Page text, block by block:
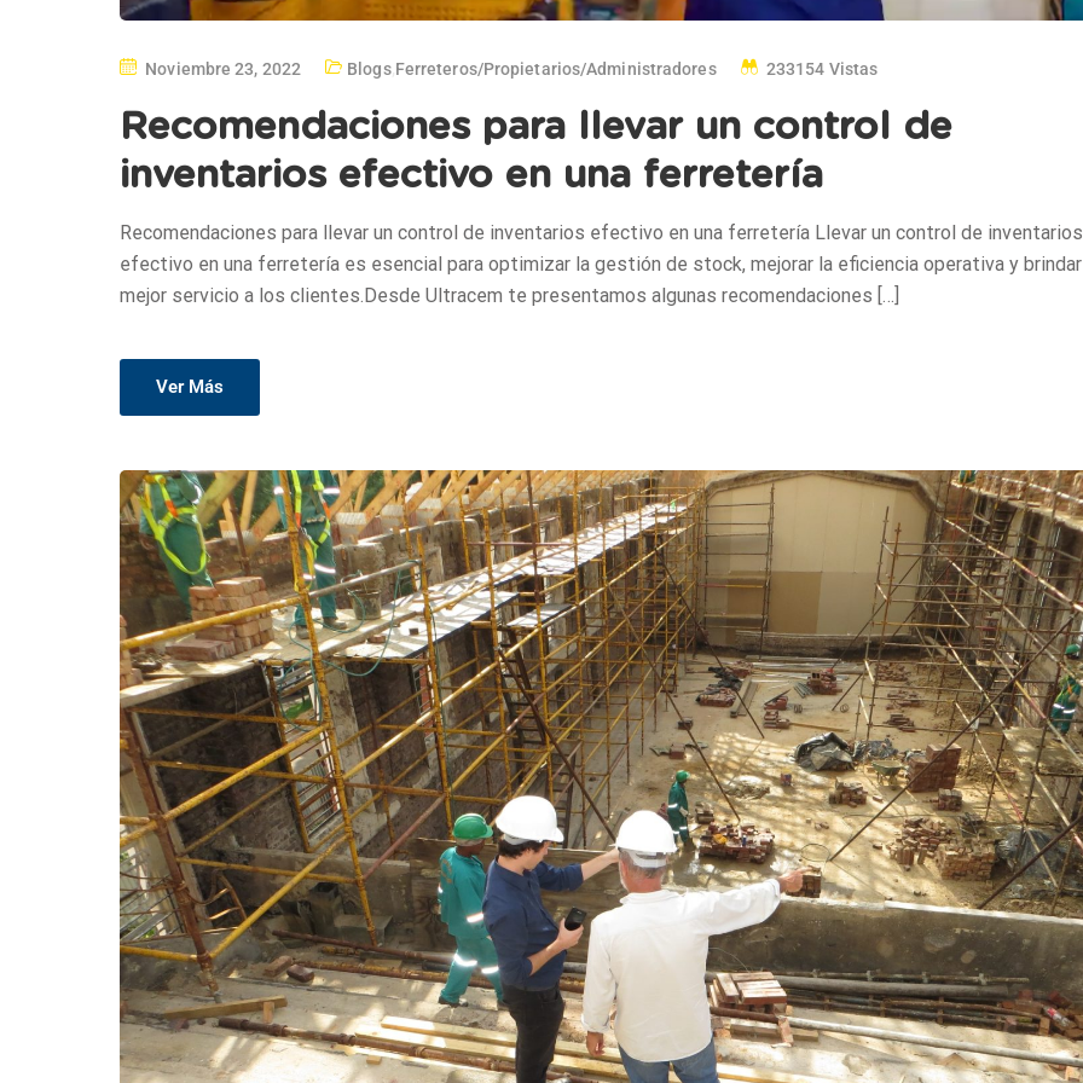
Noviembre 23, 2022 Blogs, Ferreteros/propietarios/administradores 233154 Vistas
Recomendaciones para llevar un control de
inventarios efectivo en una ferretería
Recomendaciones para llevar un control de inventarios efectivo en una ferretería Llevar un control de inventarios
efectivo en una ferretería es esencial para optimizar la gestión de stock, mejorar la eficiencia operativa y
mejor servicio a los clientes.Desde Ultracem te presentamos algunas recomendaciones […]
Ver Más